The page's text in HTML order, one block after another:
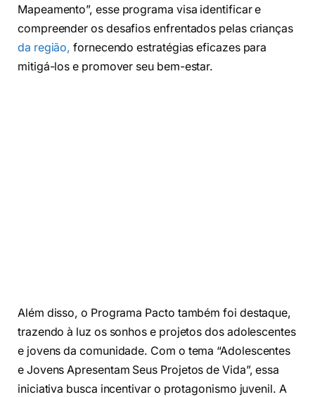
Mapeamento”, esse programa visa identificar e
compreender os desafios enfrentados pelas crianças
da região,fornecendo estratégias eficazes para
mitigá-los e promover seu bem-estar.
Além disso, o Programa Pacto também foi destaque,
trazendo à luz os sonhos e projetos dos adolescentes
e jovens da comunidade. Com o tema “Adolescentes
e Jovens Apresentam Seus Projetos de Vida”, essa
iniciativa busca incentivar o protagonismo juvenil. A